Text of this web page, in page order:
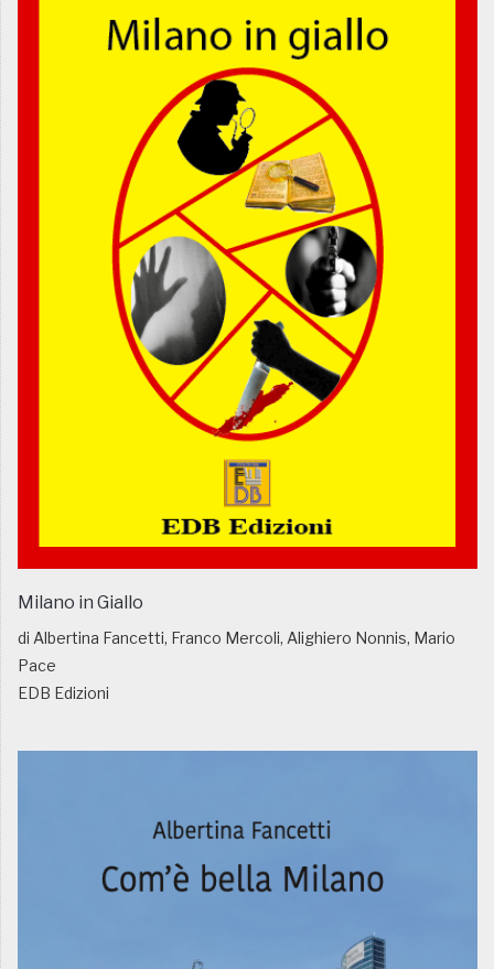
Milano in Giallo
di Albertina Fancetti, Franco Mercoli, Alighiero Nonnis, Mario
Pace
EDB Edizioni